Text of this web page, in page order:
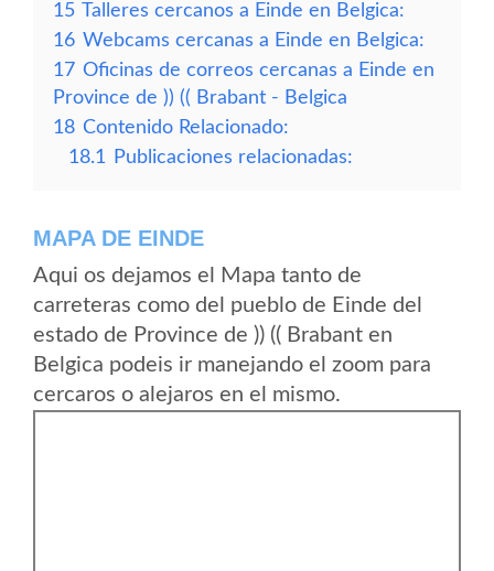
15 Talleres cercanos a Einde en Belgica:
16 Webcams cercanas a Einde en Belgica:
17 Oficinas de correos cercanas a Einde en
Province de )) (( Brabant - Belgica
18 Contenido Relacionado:
18.1
Publicaciones relacionadas:
MAPA DE EINDE
Aqui os dejamos el Mapa tanto de
carreteras como del pueblo de Einde del
estado de Province de )) (( Brabant en
Belgica podeis ir manejando el zoom para
cercaros o alejaros en el mismo.